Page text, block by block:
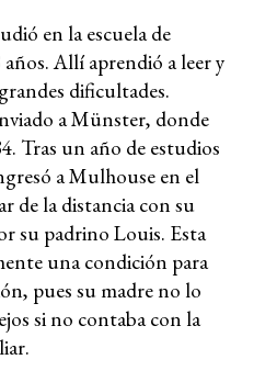
en la escuela de
Allí aprendió a leer y
dificultades.
a Münster, donde
Tras un año de estudios
a Mulhouse en el
de la distancia con su
su padrino Louis. Esta
una condición para
pues su madre no lo
si no contaba con la